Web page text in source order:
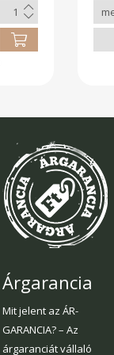
Árgarancia
Mit jelent az ÁR-
GARANCIA? – Az
árgaranciát vállaló